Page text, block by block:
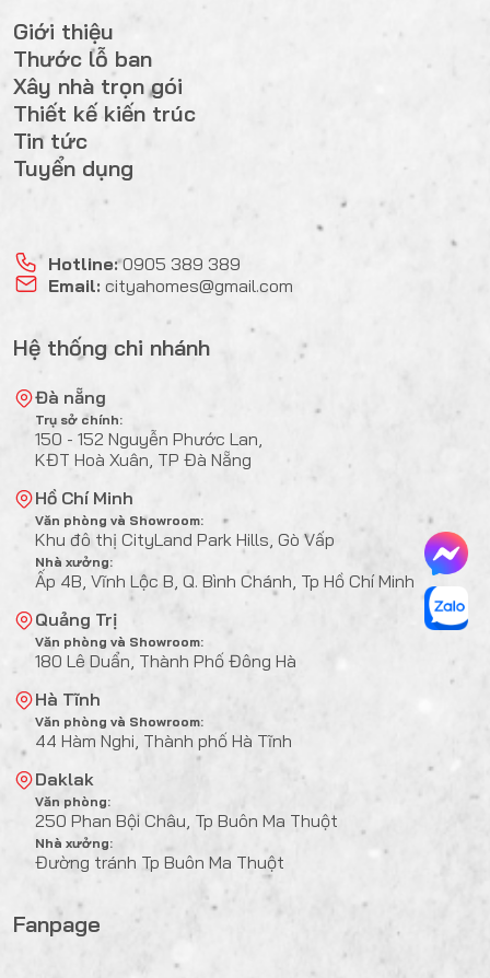
Giới thiệu
Thước lỗ ban
Xây nhà trọn gói
Thiết kế kiến trúc
Tin tức
Tuyển dụng
Hotline: 0905 389 389
Email: cityahomes@gmail.com
Hệ thống chi nhánh
Đà nẵng
Trụ sở chính:
150 - 152 Nguyễn Phước Lan,
KĐT Hoà Xuân, TP Đà Nẵng
Hồ Chí Minh
Văn phòng và Showroom:
Khu đô thị CityLand Park Hills, Gò Vấp
Nhà xưởng:
Ấp 4B, Vĩnh Lộc B, Q. Bình Chánh, Tp Hồ Chí Minh
Quảng Trị
Văn phòng và Showroom:
180 Lê Duẩn, Thành Phố Đông Hà
Hà Tĩnh
Văn phòng và Showroom:
44 Hàm Nghi, Thành phố Hà Tĩnh
Daklak
Văn phòng:
250 Phan Bội Châu, Tp Buôn Ma Thuột
Nhà xưởng:
Đường tránh Tp Buôn Ma Thuột
Fanpage